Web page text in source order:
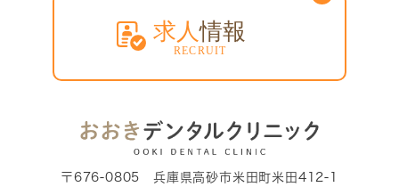
〒676-0805 兵庫県高砂市米田町米田412-1